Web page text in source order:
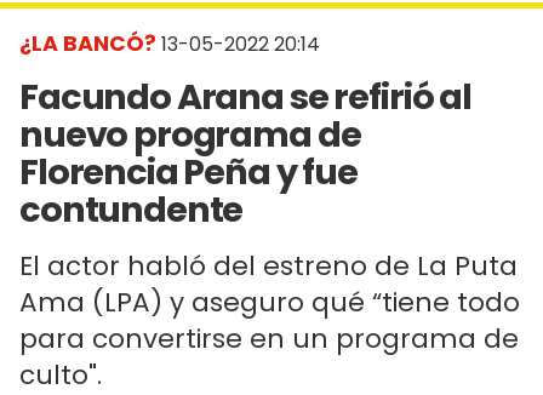
¿LA BANCÓ? 13-05-2022 20:14
Facundo Arana se refirió al
nuevo programa de
Florencia Peña y fue
contundente
El actor habló del estreno de La Puta
Ama (LPA) y aseguro qué “tiene todo
para convertirse en un programa de
culto".